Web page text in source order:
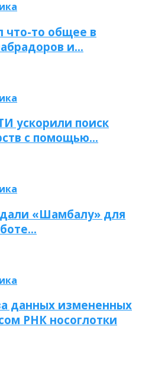
что-то общее в
и…
ускорили поиск
с помощью…
«Шамбалу» для
данных измененных
РНК носоглотки